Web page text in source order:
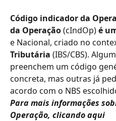
Código indicador da
da Operação (cIndOp) é
e Nacional, criado no
Tributária (IBS/CBS).
preenchem um código
concreta, mas outras já
acordo com o NBS
Para mais informações
Operação, clicando aqui